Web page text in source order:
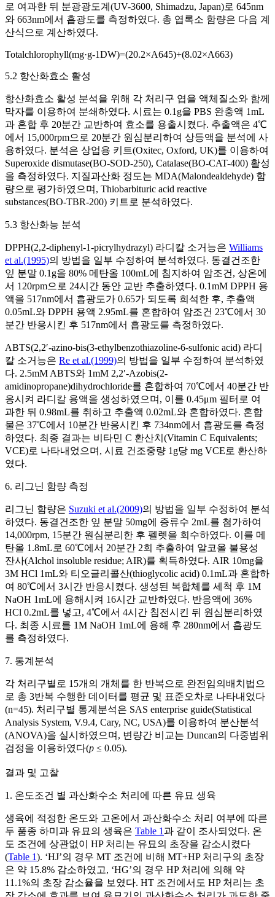
로 여과한 뒤 분광광도계(UV-3600, Shimadzu, Japan)로 645nm
와 663nm에서 흡광도를 측정하였다. 총 엽록소 함량은 다음 계
산식으로 계산하였다.
Totalchlorophyll(mg·g-1DW)=(20.2×A645)+(8.02×A663)
5.2 항산화효소 활성
항산화효소 활성 분석을 위해 각 처리구 엽을 액체질소와 함께
막자를 이용하여 분쇄하였다. 시료는 0.1g을 PBS 완충액 1mL
과 혼합 후 20분간 교반하여 효소를 용출시켰다. 추출액은 4℃
에서 15,000rpm으로 20분간 원심분리하여 상등액을 분석에 사
용하였다. 분석은 상업용 키트(Oxitec, Oxford, UK)를 이용하여
Superoxide dismutase(BO-SOD-250), Catalase(BO-CAT-400) 활성
을 측정하였다. 지질과산화 정도는 MDA(Malondealdehyde) 함
량으로 평가하였으며, Thiobarbituric acid reactive
substances(BO-TBR-200) 키트로 분석하였다.
5.3 항산화능 분석
DPPH(2,2-diphenyl-1-picrylhydrazyl) 라디칼 소거능은 Williams
et al.(1995)의 방법을 일부 수정하여 분석하였다. 동결건조한
잎 분말 0.1g을 80% 메탄올 100mL에 침지하여 암조건, 상온에
서 120rpm으로 24시간 동안 교반 추출하였다. 0.1mM DPPH 용
액을 517nm에서 흡광도가 0.65가 되도록 희석한 후, 추출액
0.05mL와 DPPH 용액 2.95mL를 혼합하여 암조건 23℃에서 30
분간 반응시킨 후 517nm에서 흡광도를 측정하였다.
ABTS(2,2′-azino-bis(3-ethylbenzothiazoline-6-sulfonic acid) 라디
칼 소거능은 Re et al.(1999)의 방법을 일부 수정하여 분석하였
다. 2.5mM ABTS와 1mM 2,2′-Azobis(2-
amidinopropane)dihydrochloride를 혼합하여 70℃에서 40분간 반
응시켜 라디칼 용액을 생성하였으며, 이를 0.45μm 필터로 여
과한 뒤 0.98mL를 취하고 추출액 0.02mL와 혼합하였다. 혼합
물은 37℃에서 10분간 반응시킨 후 734nm에서 흡광도를 측정
하였다. 최종 결과는 비타민 C 환산치(Vitamin C Equivalents;
VCE)로 나타내었으며, 시료 건조중량 1g당 mg VCE로 환산하
였다.
6. 리그닌 함량 측정
리그닌 함량은 Suzuki et al.(2009)의 방법을 일부 수정하여 분석
하였다. 동결건조한 잎 분말 50mg에 증류수 2mL를 첨가하여
14,000rpm, 15분간 원심분리한 후 펠렛을 회수하였다. 이를 메
탄올 1.8mL로 60℃에서 20분간 2회 추출하여 알코올 불용성
잔사(Alchol insoluble residue; AIR)를 획득하였다. AIR 10mg을
3M HCl 1mL와 티오글리콜산(thioglycolic acid) 0.1mL과 혼합하
여 80℃에서 3시간 반응시켰다. 생성된 복합체를 세척 후 1M
NaOH 1mL에 용해시켜 16시간 교반하였다. 반응액에 36%
HCl 0.2mL를 넣고, 4℃에서 4시간 침전시킨 뒤 원심분리하였
다. 최종 시료를 1M NaOH 1mL에 용해 후 280nm에서 흡광도
를 측정하였다.
7. 통계분석
각 처리구별로 15개의 개체를 한 반복으로 완전임의배치법으
로 총 3반복 수행한 데이터를 평균 및 표준오차로 나타내었다
(n=45). 처리구별 통계분석은 SAS enterprise guide(Statistical
Analysis System, V.9.4, Cary, NC, USA)를 이용하여 분산분석
(ANOVA)을 실시하였으며, 변량간 비교는 Duncan의 다중범위
검정을 이용하였다(p ≤ 0.05).
결과 및 고찰
1. 온도조건 별 과산화수소 처리에 따른 유묘 생육
생육에 적정한 온도와 고온에서 과산화수소 처리 여부에 따른
두 품종 하미과 유묘의 생육은 Table 1과 같이 조사되었다. 온
도 조건에 상관없이 HP 처리는 유묘의 초장을 감소시켰다
(Table 1). ‘HJ’의 경우 MT 조건에 비해 MT+HP 처리구의 초장
은 약 15.8% 감소하였고, ‘HG’의 경우 HP 처리에 의해 약
11.1%의 초장 감소율을 보였다. HT 조건에서도 HP 처리는 초